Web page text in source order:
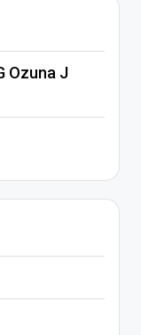
Ozuna J